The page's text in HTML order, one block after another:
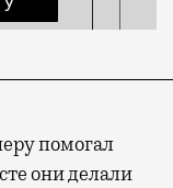
помогал
они делали